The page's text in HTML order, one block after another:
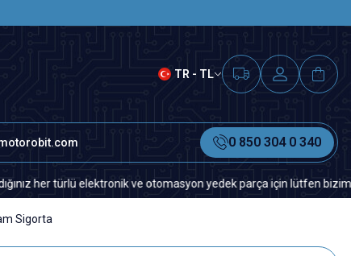
TR - TL
0 850 304 0 340
her türlü elektronik ve otomasyon yedek parça için lütfen bizimle
Sigorta